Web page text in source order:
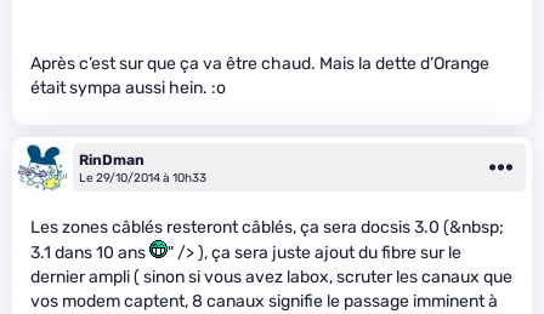
Après c’est sur que ça va être chaud. Mais la dette d’Orange
était sympa aussi hein. :o
RinDman
Le 29/10/2014 à 10h33
Les zones câblés resteront câblés, ça sera docsis 3.0 (&nbsp;
3.1 dans 10 ans
" /> ), ça sera juste ajout du fibre sur le
dernier ampli ( sinon si vous avez labox, scruter les canaux que
vos modem captent, 8 canaux signifie le passage imminent à